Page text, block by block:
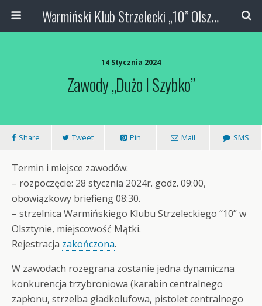
Warmiński Klub Strzelecki „10” Olsztyn
14 Stycznia 2024
Zawody „Dużo I Szybko”
Share Tweet Pin Mail SMS
Termin i miejsce zawodów:
– rozpoczęcie: 28 stycznia 2024r. godz. 09:00,
obowiązkowy briefieng 08:30.
– strzelnica Warmińskiego Klubu Strzeleckiego “10” w
Olsztynie, miejscowość Mątki.
Rejestracja zakończona.
W zawodach rozegrana zostanie jedna dynamiczna
konkurencja trzybroniowa (karabin centralnego
zapłonu, strzelba gładkolufowa, pistolet centralnego